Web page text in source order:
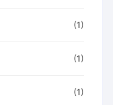
(1)
(1)
(1)